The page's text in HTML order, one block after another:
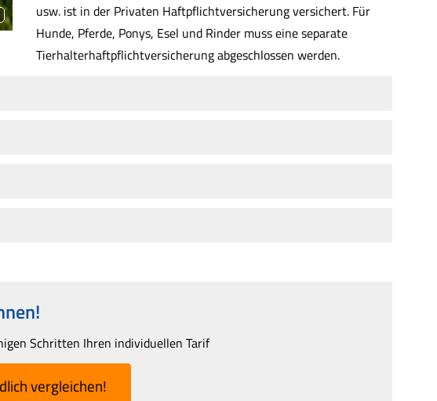
usw. ist in der Privaten Haft­pflichtversicherung versichert. Für
Hunde, Pferde, Ponys, Esel und Rinder muss eine separate
Tierhalterhaftpflichtversicherung abgeschlossen werden.
Schritten Ihren individuellen Tarif
ver­gleichen!